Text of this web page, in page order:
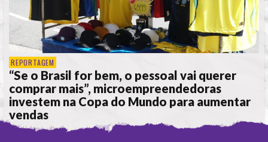
REPORTAGEM
“Se o Brasil for bem, o pessoal vai querer
comprar mais”, microempreendedoras
investem na Copa do Mundo para aumentar
vendas